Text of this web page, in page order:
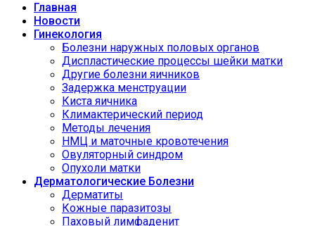
Главная
Новости
Гинекология
Болезни наружных половых органов
Диспластические процессы шейки матки
Другие болезни яичников
Задержка менструации
Киста яичника
Климактерический период
Методы лечения
НМЦ и маточные кровотечения
Овуляторный синдром
Опухоли матки
Дерматологические Болезни
Дерматиты
Кожные паразитозы
Паховый лимфаденит